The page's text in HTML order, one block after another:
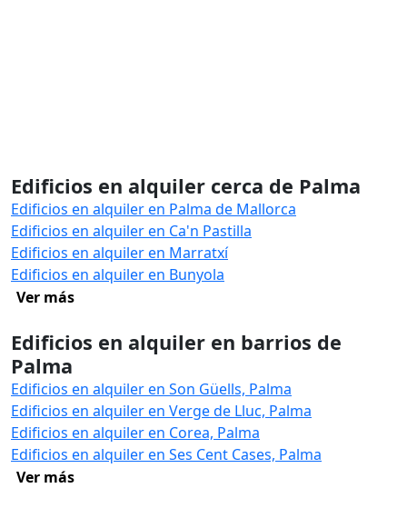
Edificios en alquiler cerca de Palma
Edificios en alquiler en Palma de Mallorca
Edificios en alquiler en Ca'n Pastilla
Edificios en alquiler en Marratxí
Edificios en alquiler en Bunyola
Ver más
Edificios en alquiler en barrios de
Palma
Edificios en alquiler en Son Güells, Palma
Edificios en alquiler en Verge de Lluc, Palma
Edificios en alquiler en Corea, Palma
Edificios en alquiler en Ses Cent Cases, Palma
Ver más